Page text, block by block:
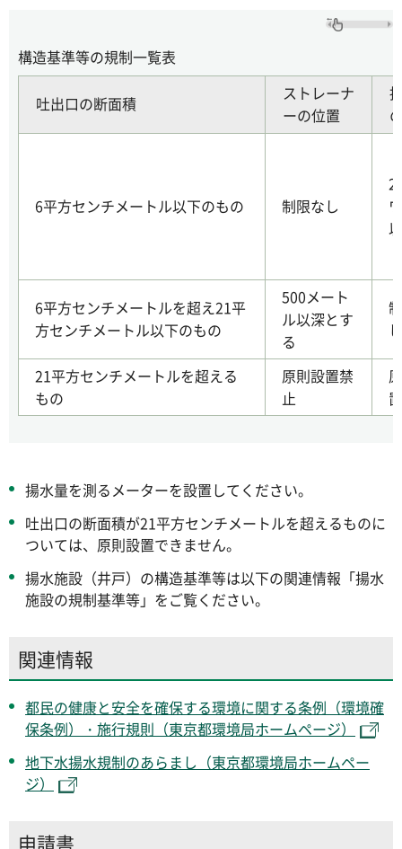
構造基準等の規制一覧表
吐出口の断面積
ストレーナ
ーの位置
6平方センチメートル以下のもの 制限なし
6平方センチメートルを超え21平
方センチメートル以下のもの
500メート
ル以深とす
る
し
21平方センチメートルを超える
もの
原則設置禁
止
揚水量を測るメーターを設置してください。
吐出口の断面積が21平方センチメートルを超えるものに
ついては、原則設置できません。
揚水施設（井戸）の構造基準等は以下の関連情報「揚水
施設の規制基準等」をご覧ください。
関連情報
都民の健康と安全を確保する環境に関する条例（環境確
保条例）・施行規則（東京都環境局ホームページ）
地下水揚水規制のあらまし（東京都環境局ホームペー
ジ）
申請書